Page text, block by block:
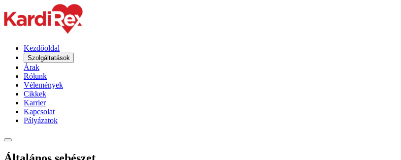
Kezdőoldal
Szolgáltatások
Árak
Rólunk
Vélemények
Cikkek
Karrier
Kapcsolat
Pályázatok